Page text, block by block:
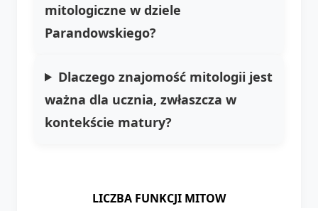
mitologiczne w dziele
Parandowskiego?
Dlaczego znajomość mitologii jest
ważna dla ucznia, zwłaszcza w
kontekście matury?
LICZBA FUNKCJI MITOW